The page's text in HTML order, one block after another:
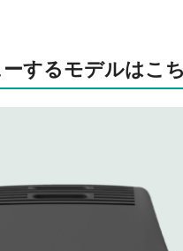
するモデルはこ